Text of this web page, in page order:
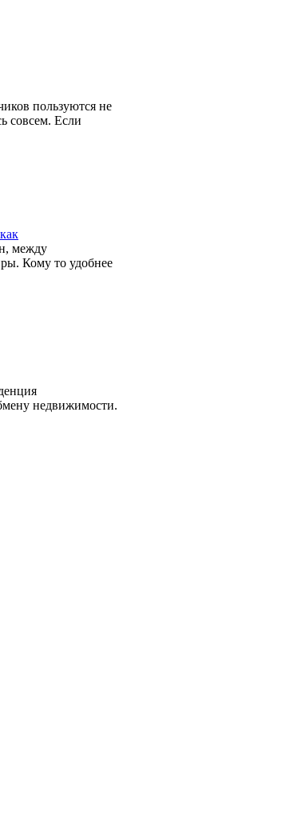
пользуются не
совсем. Если
между
Кому то удобнее
недвижимости.